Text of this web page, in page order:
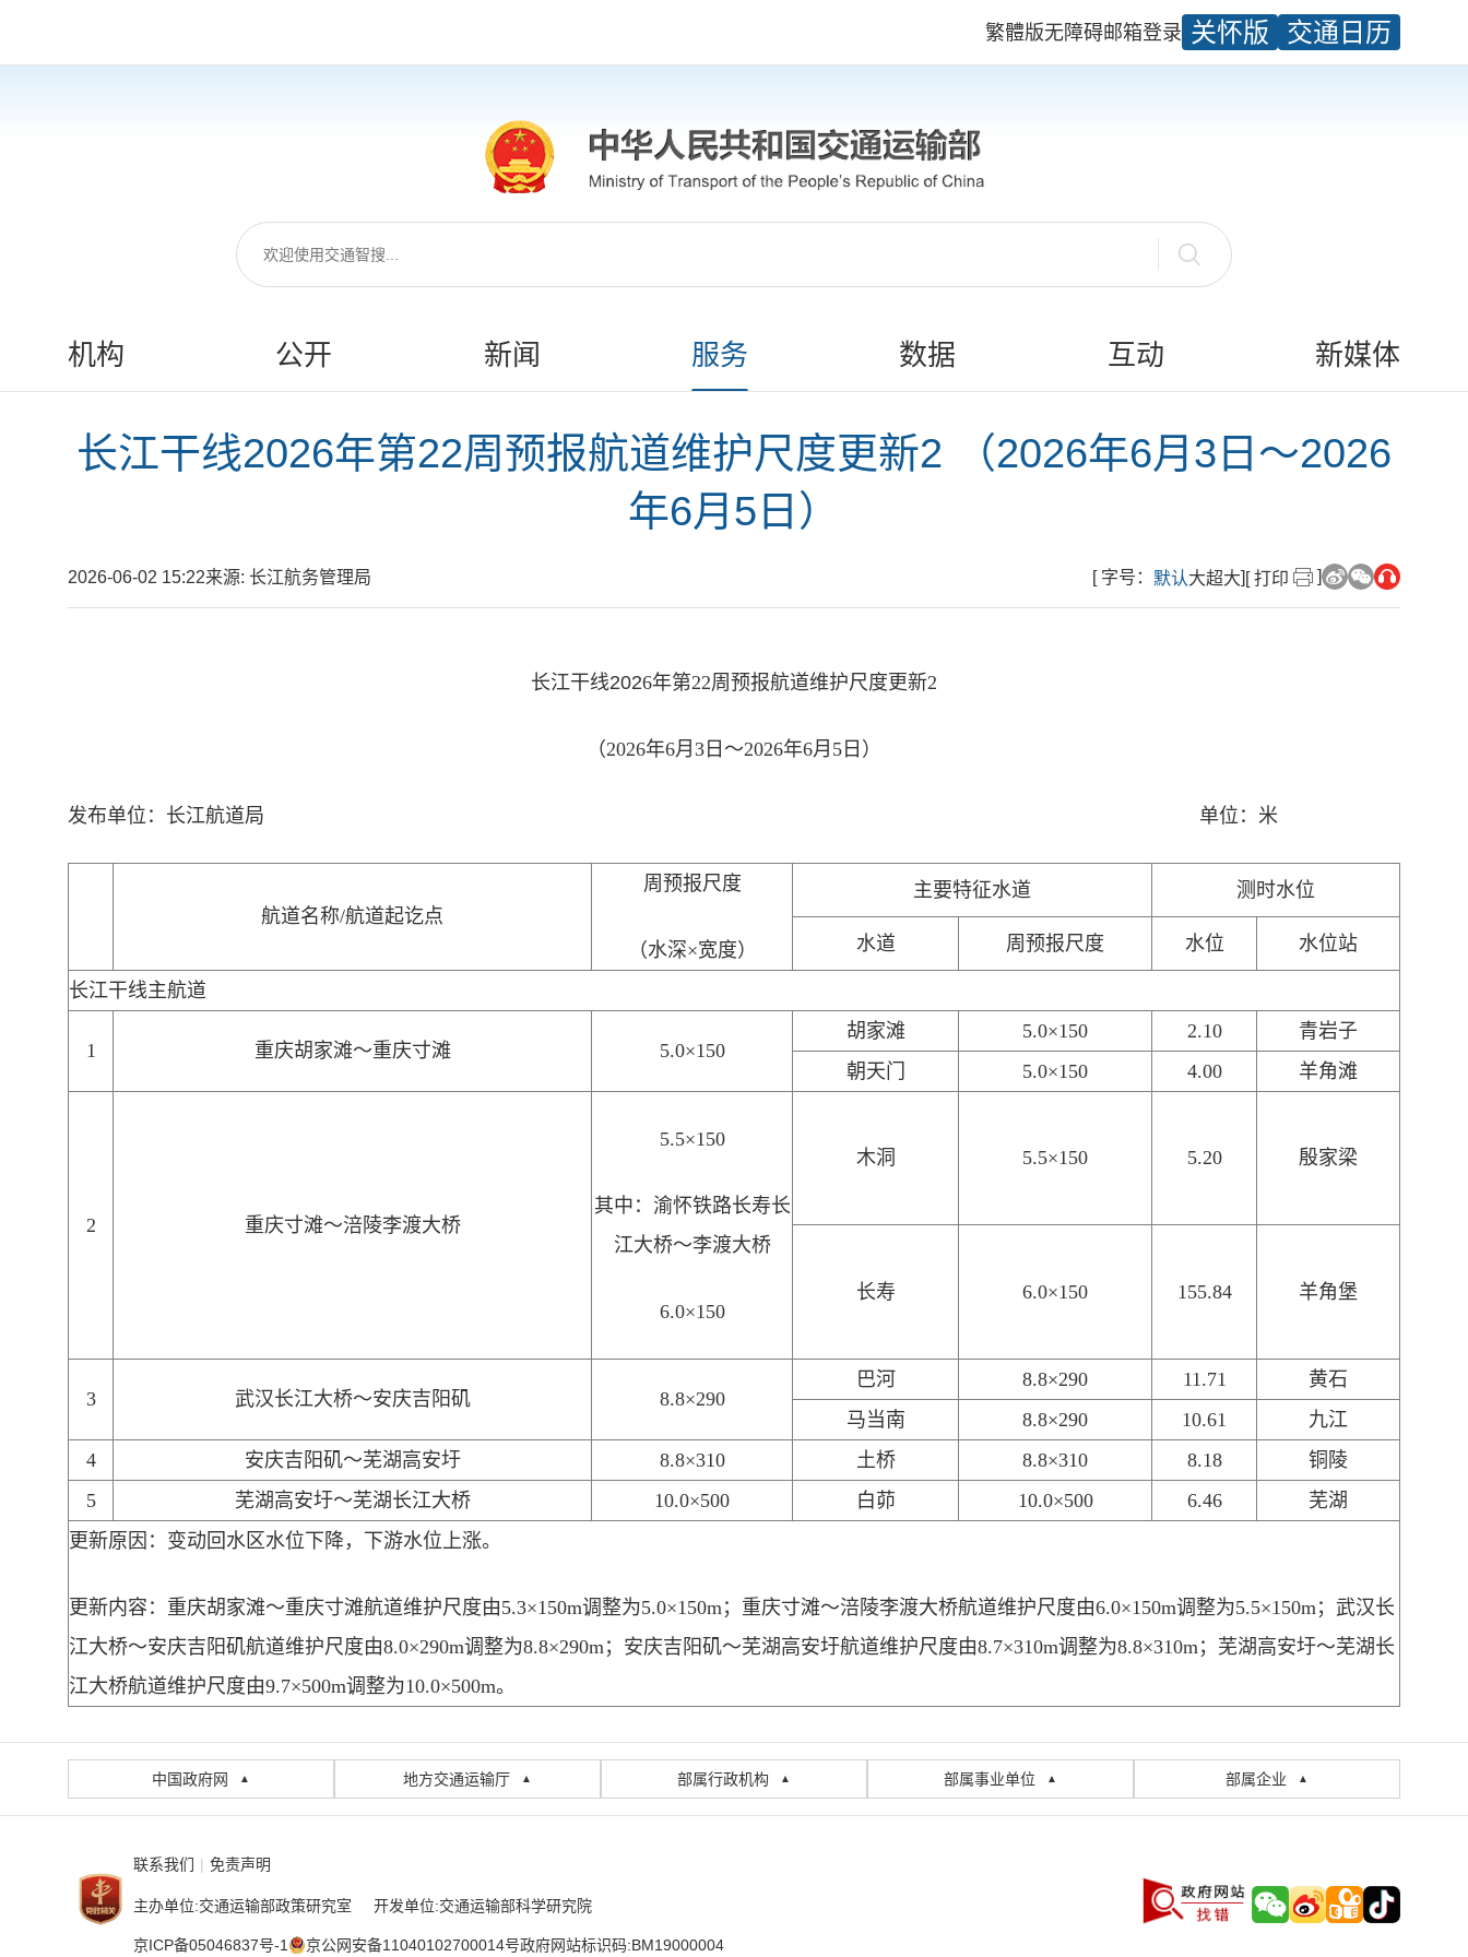
繁體版无障碍邮箱登录 关怀版 交通日历
机构 公开 新闻 服务 数据 互动 新媒体
长江干线2026年第22周预报航道维护尺度更新2 （2026年6月3日～2026
年6月5日）
2026-06-02 15:22来源: 长江航务管理局 [ 字号： 默认大超大] [ 打印 ]
长江干线2026年第22周预报航道维护尺度更新2
（2026年6月 3 日～2026年6月 5 日）
发布单位：长江航道局 单位： 米
航道名称/航道起讫点
周预报尺度
（水深×宽度）
主要特征水道 测时水位
水道 周预报尺度 水位 水位站
长江干线主航道
1 重庆胡家滩～重庆寸滩 5.0×150
胡家滩 5.0×150 2.10
青岩子
朝天门
5.0×150 4.00 羊角滩
2 重庆寸滩～涪陵李渡大桥
5.5×150
其中：渝怀铁路长寿长
江大桥～李渡大桥
6.0×150
木洞 5.5×150 5.20 殷家梁
长寿 6.0×150 155.84 羊角堡
3 武汉长江大桥～安庆吉阳矶 8.8×290
巴河 8.8×290 11.71
黄石
马当南
8.8×290 10.61
九江
4
安庆吉阳矶～芜湖高安圩 8.8×310 土桥 8.8×310 8.18
铜陵
5
芜湖高安圩～芜湖长江大桥 10.0×500 白茆 10.0×500 6.46
芜湖
更新原因：变动回水区水位下降， 下游水位上涨。
更新内容： 重庆胡家滩～重庆寸滩航道维护尺度由5.3×150m调整为5.0×150m； 重庆寸滩～涪陵李渡大桥航道维护尺度由6.0×150m调整为5.5×150m； 武汉长
江大桥～安庆吉阳矶航道维护尺度由8.0×290m调整为8.8×290m； 安庆吉阳矶～芜湖高安圩航道维护尺度由8.7×310m调整为8.8×310m；芜湖高安圩～芜湖长
江大桥航道维护尺度由9.7×500m调整为10.0×500m。
中国政府网 ▲ 地方交通运输厅 ▲ 部属行政机构 ▲ 部属事业单位 ▲ 部属企业 ▲
联系我们 | 免责声明
主办单位:交通运输部政策研究室 开发单位:交通运输部科学研究院
京ICP备05046837号-1 京公网安备11040102700014号政府网站标识码:BM19000004